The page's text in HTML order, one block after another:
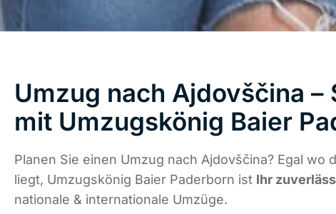
Umzug nach Ajdovščina –
mit Umzugskönig Baier
Planen Sie einen Umzug nach Ajdovščina? Egal wo
liegt, Umzugskönig Baier Paderborn ist Ihr
nationale & internationale Umzüge.